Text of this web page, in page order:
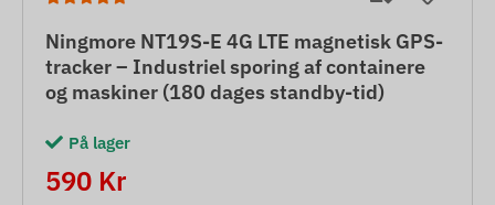
Ningmore NT19S-E 4G LTE magnetisk GPS-
tracker – Industriel sporing af containere
og maskiner (180 dages standby-tid)
På lager
590 Kr